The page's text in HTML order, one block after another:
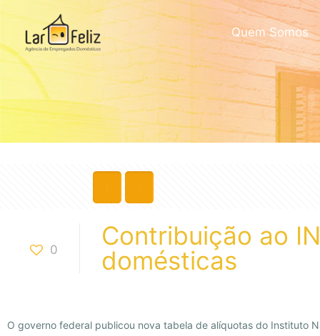
Quem Somos
0
Contribuição ao
domésticas
O governo federal publicou nova tabela de alíquotas do Instituto